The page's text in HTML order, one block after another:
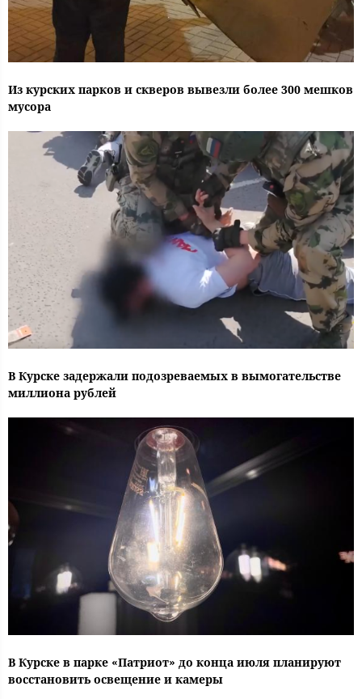
Из курских парков и скверов вывезли более 300 мешков
мусора
В Курске задержали подозреваемых в вымогательстве
миллиона рублей
В Курске в парке «Патриот» до конца июля планируют
восстановить освещение и камеры